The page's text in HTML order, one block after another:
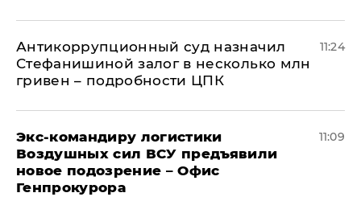
Антикоррупционный суд назначил
Стефанишиной залог в несколько млн
гривен – подробности ЦПК
11:24
Экс-командиру логистики
Воздушных сил ВСУ предъявили
новое подозрение – Офис
Генпрокурора
11:09